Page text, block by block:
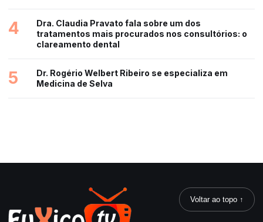
4
Dra. Claudia Pravato fala sobre um dos
tratamentos mais procurados nos consultórios: o
clareamento dental
5
Dr. Rogério Welbert Ribeiro se especializa em
Medicina de Selva
Voltar ao topo ↑